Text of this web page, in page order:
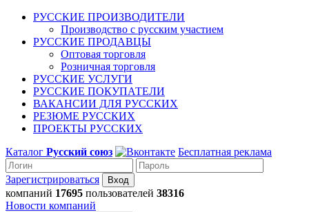
РУССКИЕ ПРОИЗВОДИТЕЛИ
Производство с русским участием
РУССКИЕ ПРОДАВЦЫ
Оптовая торговля
Розничная торговля
РУССКИЕ УСЛУГИ
РУССКИЕ ПОКУПАТЕЛИ
ВАКАНСИИ ДЛЯ РУССКИХ
РЕЗЮМЕ РУССКИХ
ПРОЕКТЫ РУССКИХ
Каталог Русский союз Бесплатная реклама
Зарегистрироваться
компаний 17695 пользователей 38316
Новости компаний